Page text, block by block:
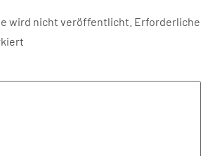
wird nicht veröffentlicht. Erforderliche